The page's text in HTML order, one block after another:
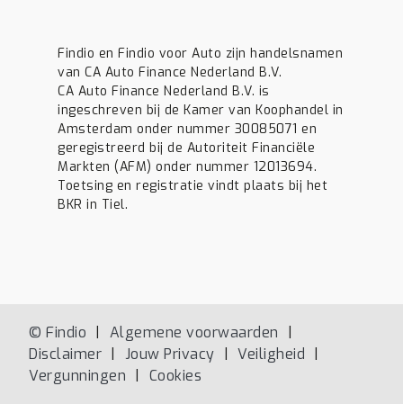
Findio en Findio voor Auto zijn handelsnamen
van CA Auto Finance Nederland B.V.
CA Auto Finance Nederland B.V. is
ingeschreven bij de Kamer van Koophandel in
Amsterdam onder nummer 30085071 en
geregistreerd bij de Autoriteit Financiële
Markten (AFM) onder nummer 12013694.
Toetsing en registratie vindt plaats bij het
BKR in Tiel.
© Findio
Algemene voorwaarden
Disclaimer
Jouw Privacy
Veiligheid
Vergunningen
Cookies